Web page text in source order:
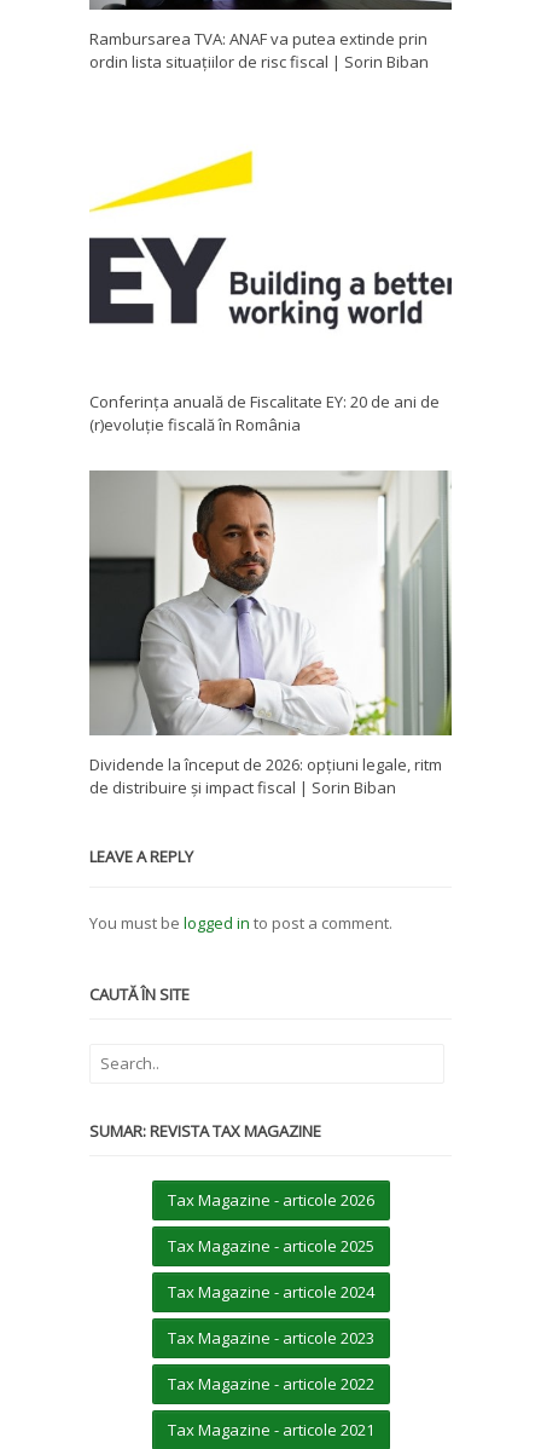
Rambursarea TVA: ANAF va putea extinde prin
ordin lista situațiilor de risc fiscal | Sorin Biban
Conferința anuală de Fiscalitate EY: 20 de ani de
(r)evoluție fiscală în România
Dividende la început de 2026: opțiuni legale, ritm
de distribuire și impact fiscal | Sorin Biban
LEAVE A REPLY
You must be logged in to post a comment.
CAUTĂ ÎN SITE
SUMAR: REVISTA TAX MAGAZINE
Tax Magazine - articole 2026
Tax Magazine - articole 2025
Tax Magazine - articole 2024
Tax Magazine - articole 2023
Tax Magazine - articole 2022
Tax Magazine - articole 2021